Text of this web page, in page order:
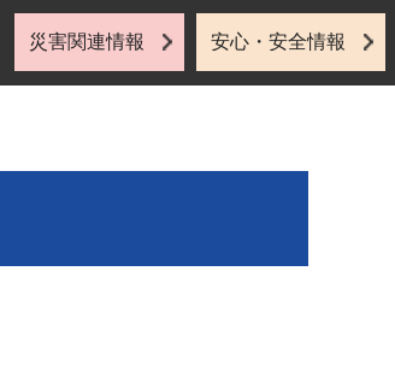
災害関連情報 安心・安全情報